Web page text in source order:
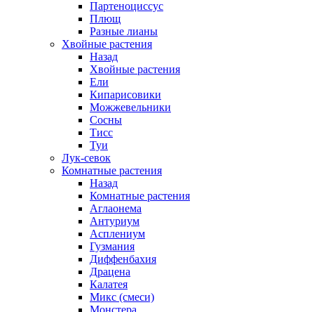
Партеноциссус
Плющ
Разные лианы
Хвойные растения
Назад
Хвойные растения
Ели
Кипарисовики
Можжевельники
Сосны
Тисс
Туи
Лук-севок
Комнатные растения
Назад
Комнатные растения
Аглаонема
Антуриум
Асплениум
Гузмания
Диффенбахия
Драцена
Калатея
Микс (смеси)
Монстера